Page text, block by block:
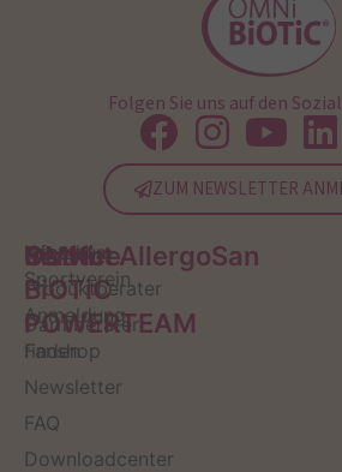
Folgen Sie uns auf den
ZUM NEWSLETTER
Service
Kontakt
Produktberater
Darmberater
finden
Newsletter
FAQ
Downloadcenter
OMNi-
BiOTiC
POWERTEAM
Infos zum
Sportverein
Anmeldung
Fanshop
Institut AllergoSan